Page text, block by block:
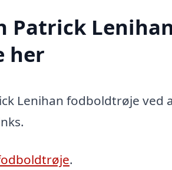
Patrick
her
Lenihan fodboldtrøje ved
.